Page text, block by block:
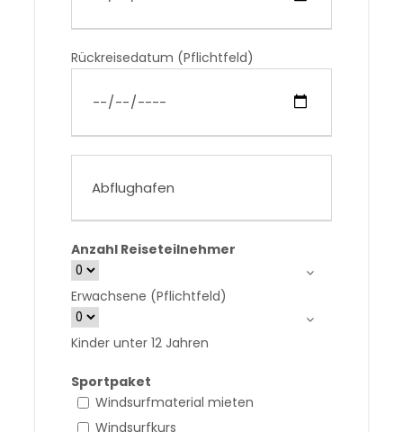
Rückreisedatum (Pflichtfeld)
Anzahl Reiseteilnehmer
Erwachsene (Pflichtfeld)
Kinder unter 12 Jahren
Sportpaket
Windsurfmaterial mieten
Windsurfkurs